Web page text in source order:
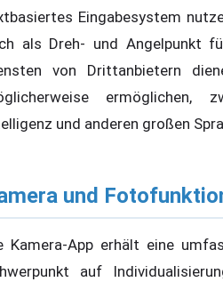
Eingabesystem
als Dreh- und Angelpunkt
von Drittanbietern
ermöglichen,
und anderen großen
und
Kamera-App erhält eine
auf